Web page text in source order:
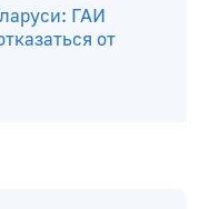
ГАИ
от